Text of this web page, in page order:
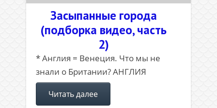
Засыпанные города
(подборка видео, часть
2)
* Англия = Венеция. Что мы не
знали о Британии? АНГЛИЯ
Читать далее